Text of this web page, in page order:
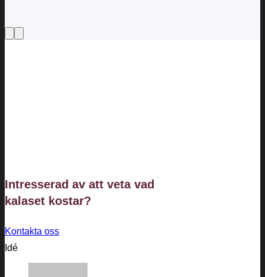
Intresserad av att veta vad
kalaset kostar?
Kontakta oss
Idé